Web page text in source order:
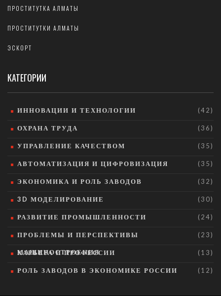
ПРОСТИТУТКА АЛМАТЫ
ПРОСТИТУТКИ АЛМАТЫ
ЭСКОРТ
КАТЕГОРИИ
ИННОВАЦИИ И ТЕХНОЛОГИИ (42)
ОХРАНА ТРУДА (36)
УПРАВЛЕНИЕ КАЧЕСТВОМ (35)
АВТОМАТИЗАЦИЯ И ЦИФРОВИЗАЦИЯ (35)
ЭКОНОМИКА И РОЛЬ ЗАВОДОВ (32)
3D МОДЕЛИРОВАНИЕ (30)
РАЗВИТИЕ ПРОМЫШЛЕННОСТИ (24)
ПРОБЛЕМЫ И ПЕРСПЕКТИВЫ
МАШИНОСТРОЕНИЯ
(23)
КАРЬЕРА И ПРОФЕССИИ (13)
РОЛЬ ЗАВОДОВ В ЭКОНОМИКЕ РОССИИ (12)